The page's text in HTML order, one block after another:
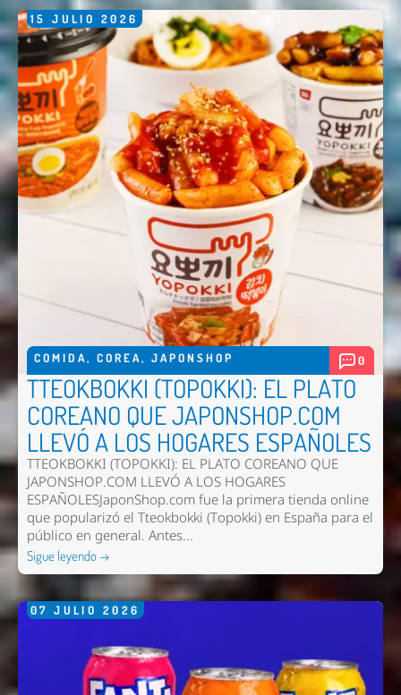
15 JULIO 2026
COMIDA, COREA, JAPONSHOP 0
TTEOKBOKKI (TOPOKKI): EL PLATO
COREANO QUE JAPONSHOP.COM
LLEVÓ A LOS HOGARES ESPAÑOLES
TTEOKBOKKI (TOPOKKI): EL PLATO COREANO QUE
JAPONSHOP.COM LLEVÓ A LOS HOGARES
ESPAÑOLESJaponShop.com fue la primera tienda online
que popularizó el Tteokbokki (Topokki) en España para el
público en general. Antes...
Sigue leyendo →
07 JULIO 2026